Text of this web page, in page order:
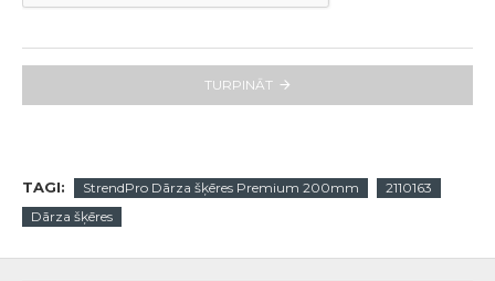
TURPINĀT
TAGI: StrendPro Dārza šķēres Premium 200mm
2110163
Dārza šķēres